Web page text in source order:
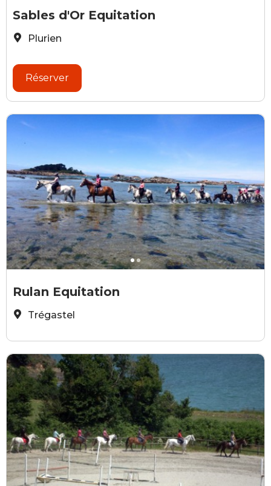
©Sables d'Or Equitation
Sables d'Or Equitation
Plurien
Réserver
Rulan équitation
Rulan Equitation
Trégastel